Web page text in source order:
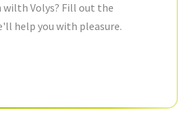
Volys? Fill out the
help you with pleasure.